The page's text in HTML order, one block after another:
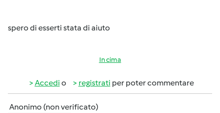
spero di esserti stata di aiuto
In cima
Accedi o registrati per poter commentare
Anonimo (non verificato)